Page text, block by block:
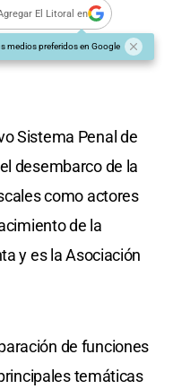
El Litoral en
medios preferidos en Google
Sistema Penal de
desembarco de la
como actores
de la
y es la Asociación
de funciones
temáticas